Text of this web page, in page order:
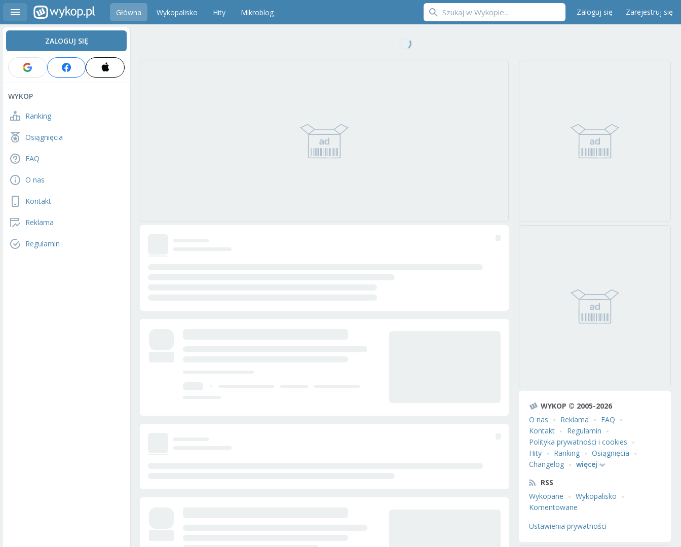
Główna Wykopalisko Hity Mikroblog Zaloguj się Zarejestruj się
ZALOGUJ SIĘ
WYKOP
Ranking
Osiągnięcia
FAQ
O nas
Kontakt
Reklama
Regulamin
WYKOP © 2005-2026
O nas
Reklama
FAQ
Kontakt
Regulamin
Polityka prywatności i cookies
Hity
Ranking
Osiągnięcia
Changelog
więcej
RSS
Wykopane
Wykopalisko
Komentowane
Ustawienia prywatności